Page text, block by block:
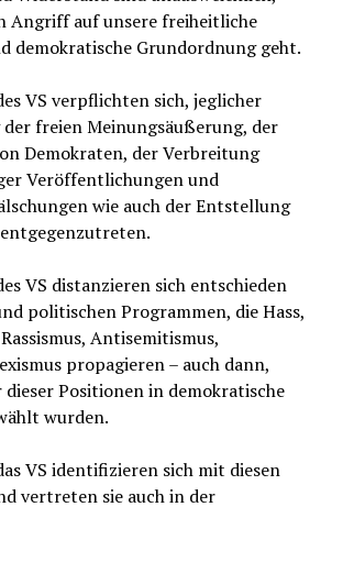
Angriff auf unsere freiheitliche
demokratische Grundordnung geht.
VS verpflichten sich, jeglicher
freien Meinungsäußerung, der
Demokraten, der Verbreitung
Veröffentlichungen und
wie auch der Entstellung
VS distanzieren sich entschieden
politischen Programmen, die Hass,
Antisemitismus,
propagieren – auch dann,
Positionen in demokratische
wurden.
VS identifizieren sich mit diesen
vertreten sie auch in der